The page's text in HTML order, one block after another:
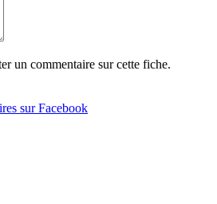
un commentaire sur cette fiche.
sur Facebook